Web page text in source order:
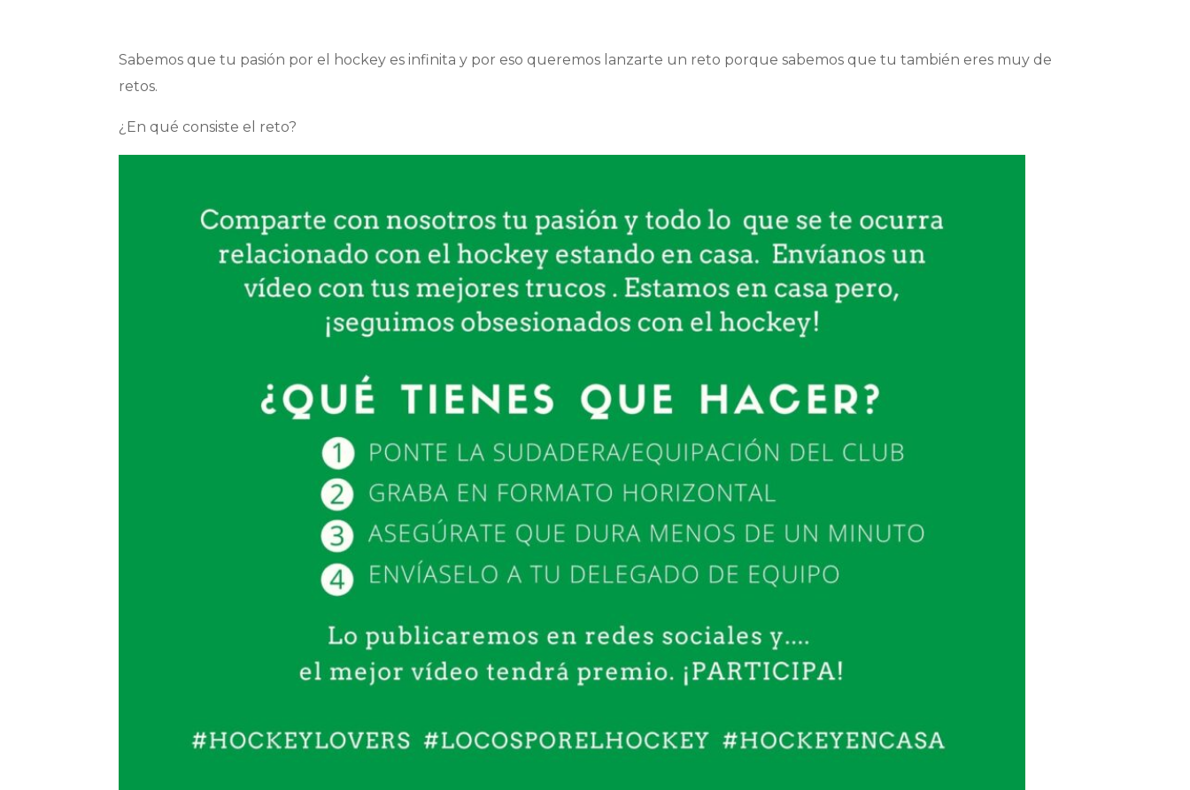
Sabemos que tu pasión por el hockey es infinita y por eso queremos lanzarte un reto porque sabemos que tu también eres muy de
retos.
¿En qué consiste el reto?